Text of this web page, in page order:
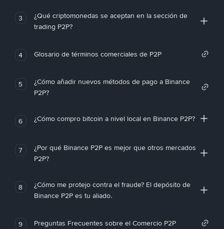
3
¿Qué criptomonedas se aceptan en la sección de
trading P2P?
4 Glosario de términos comerciales de P2P
5
¿Cómo añadir nuevos métodos de pago a Binance
P2P?
6 ¿Cómo compro bitcoin a nivel local en Binance P2P?
7
¿Por qué Binance P2P es mejor que otros mercados
P2P?
8
¿Cómo me protejo contra el fraude? El depósito de
Binance P2P es tu aliado.
9 Preguntas Frecuentes sobre el Comercio P2P